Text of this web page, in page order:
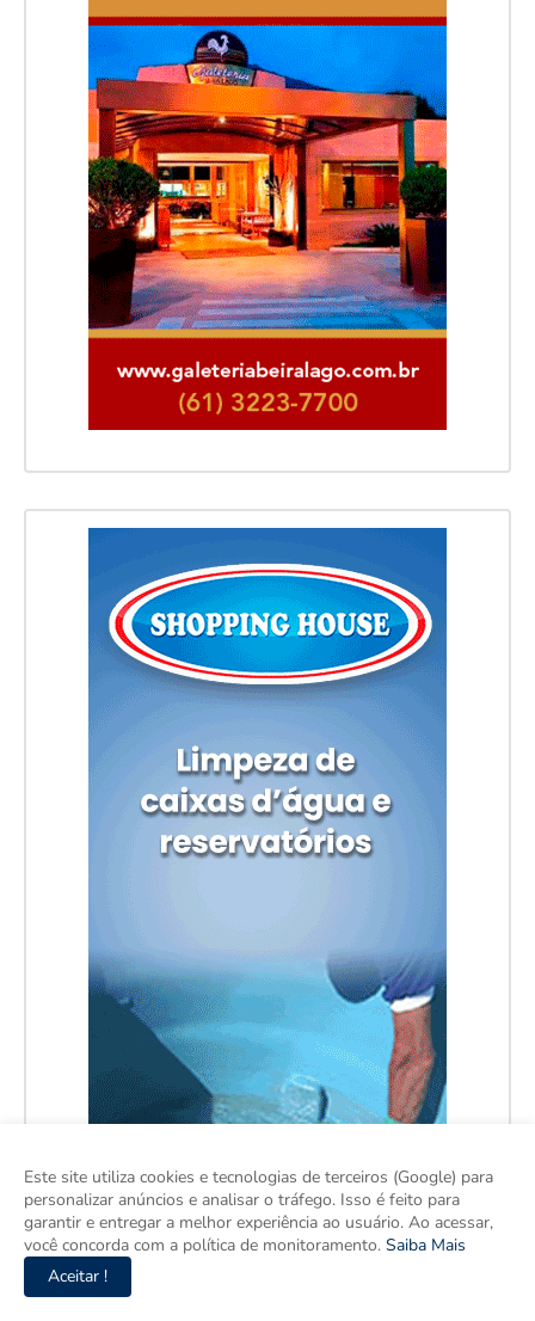
Este site utiliza cookies e tecnologias de terceiros (Google) para
personalizar anúncios e analisar o tráfego. Isso é feito para
garantir e entregar a melhor experiência ao usuário. Ao acessar,
você concorda com a política de monitoramento. Saiba Mais
Aceitar !